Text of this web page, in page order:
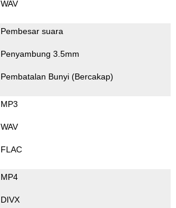
WAV
Pembesar suara
Penyambung 3.5mm
Pembatalan Bunyi (Bercakap)
MP3
WAV
FLAC
MP4
DIVX